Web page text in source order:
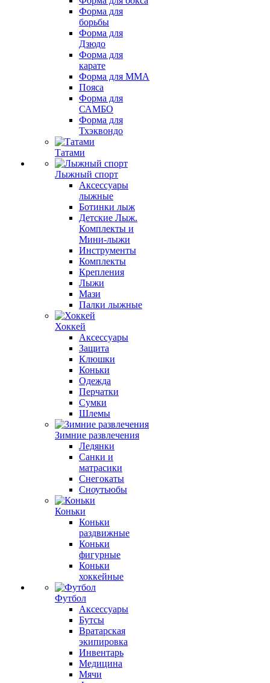
Форма для
борьбы
Форма для
Дзюдо
Форма для
карате
Форма для MMA
Пояса
Форма для
САМБО
Форма для
Тхэквондо
Татами
Лыжный спорт
Аксессуары
лыжные
Ботинки лыж
Детские Лыж.
Комплекты и
Мини-лыжи
Инструменты
Комплекты
Крепления
Лыжи
Мази
Палки лыжные
Хоккей
Аксессуары
Защита
Клюшки
Коньки
Одежда
Перчатки
Сумки
Шлемы
Зимние развлечения
Ледянки
Санки и
матрасики
Снегокаты
Сноутьюбы
Коньки
Коньки
раздвижные
Коньки
фигурные
Коньки
хоккейные
Футбол
Аксессуары
Бутсы
Вратарская
экипировка
Инвентарь
Медицина
Мячи